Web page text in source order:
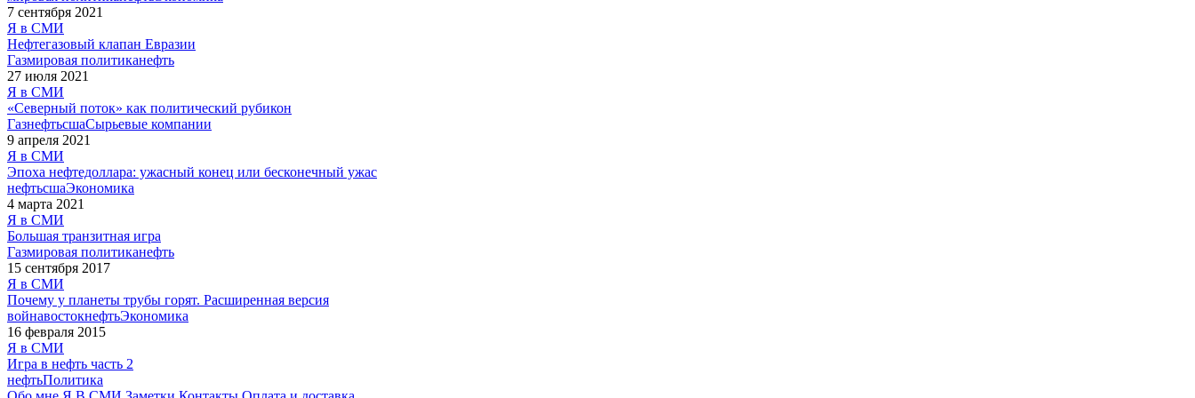
7 сентября 2021
Я в СМИ
Нефтегазовый клапан Евразии
Газмировая политиканефть
27 июля 2021
Я в СМИ
«Северный поток» как политический рубикон
ГазнефтьсшаСырьевые компании
9 апреля 2021
Я в СМИ
Эпоха нефтедоллара: ужасный конец или бесконечный ужас
нефтьсшаЭкономика
4 марта 2021
Я в СМИ
Большая транзитная игра
Газмировая политиканефть
15 сентября 2017
Я в СМИ
Почему у планеты трубы горят. Расширенная версия
войнавостокнефтьЭкономика
16 февраля 2015
Я в СМИ
Игра в нефть часть 2
нефтьПолитика